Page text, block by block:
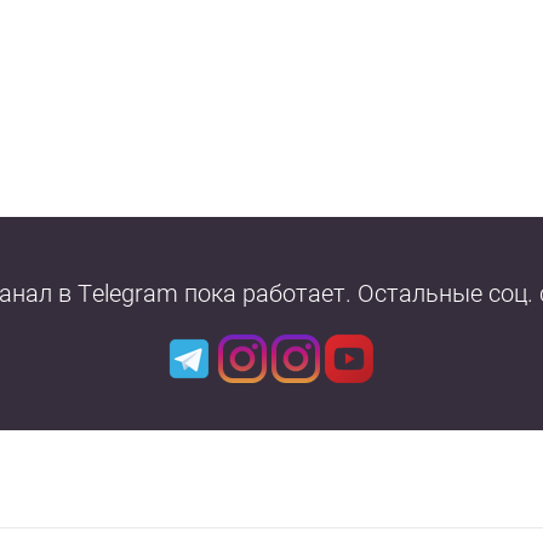
в Telegram пока работает. Остальные соц.